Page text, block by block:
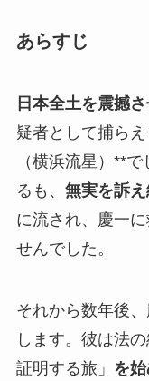
あらすじ
日本全土を震撼
疑者として捕ら
（横浜流星）**
るも、 無実を訴
に流され、慶一
せんでした。
それから数年後
します。彼は法
証明する旅」 を